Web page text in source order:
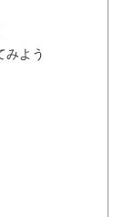
みよう